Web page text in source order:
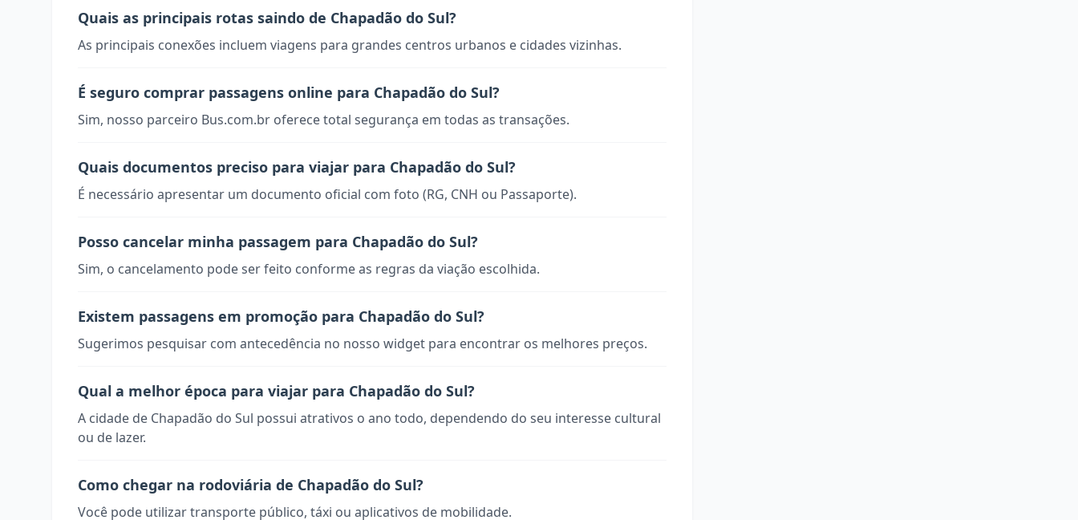
Quais as principais rotas saindo de Chapadão do Sul?
As principais conexões incluem viagens para grandes centros urbanos e cidades vizinhas.
É seguro comprar passagens online para Chapadão do Sul?
Sim, nosso parceiro Bus.com.br oferece total segurança em todas as transações.
Quais documentos preciso para viajar para Chapadão do Sul?
É necessário apresentar um documento oficial com foto (RG, CNH ou Passaporte).
Posso cancelar minha passagem para Chapadão do Sul?
Sim, o cancelamento pode ser feito conforme as regras da viação escolhida.
Existem passagens em promoção para Chapadão do Sul?
Sugerimos pesquisar com antecedência no nosso widget para encontrar os melhores preços.
Qual a melhor época para viajar para Chapadão do Sul?
A cidade de Chapadão do Sul possui atrativos o ano todo, dependendo do seu interesse cultural
ou de lazer.
Como chegar na rodoviária de Chapadão do Sul?
Você pode utilizar transporte público, táxi ou aplicativos de mobilidade.